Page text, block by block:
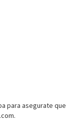
para asegurate que